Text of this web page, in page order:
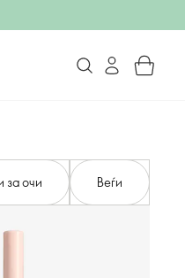
за очи Веѓи